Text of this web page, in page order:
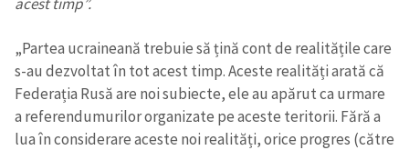
„Partea ucraineană trebuie să țină cont de realitățile care
s-au dezvoltat în tot acest timp. Aceste realități arată că
Federația Rusă are noi subiecte, ele au apărut ca urmare
a referendumurilor organizate pe aceste teritorii. Fără a
lua în considerare aceste noi realități, orice progres (către